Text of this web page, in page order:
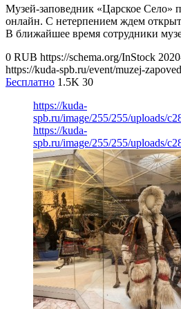
Музей-заповедник «Царское Село»
онлайн. С нетерпением ждем
В ближайшее время сотрудники
0 RUB https://schema.org/InStock
https://kuda-spb.ru/event/muzej-
Бесплатно 1.5K 30
https://kuda-
spb.ru/image/255/255/uploads/
https://kuda-
spb.ru/image/255/255/uploads/